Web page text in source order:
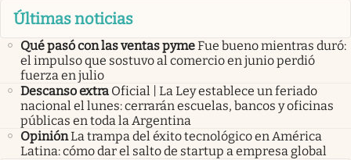
Últimas noticias
Qué pasó con las ventas pymeFue bueno mientras duró:
el impulso que sostuvo al comercio en junio perdió
fuerza en julio
Descanso extra Oficial | La Ley establece un feriado
nacional el lunes: cerrarán escuelas, bancos y oficinas
públicas en toda la Argentina
OpiniónLa trampa del éxito tecnológico en América
Latina: cómo dar el salto de startup a empresa global